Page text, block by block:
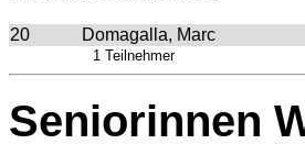
20 Domagalla, Marc
1 Teilnehmer
Seniorinnen